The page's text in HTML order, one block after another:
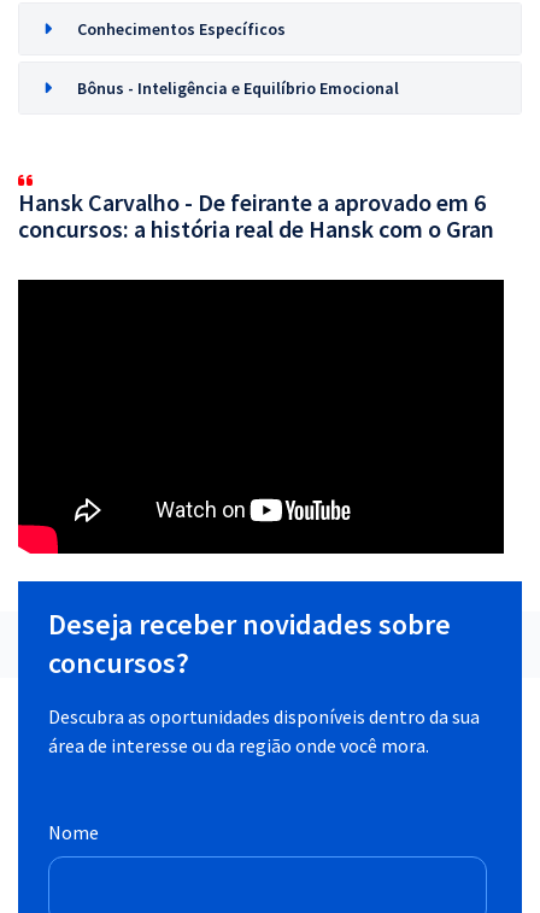
Conhecimentos Específicos
Bônus - Inteligência e Equilíbrio Emocional
Hansk Carvalho - De feirante a aprovado em 6
concursos: a história real de Hansk com o Gran
Deseja receber novidades sobre
concursos?
Descubra as oportunidades disponíveis dentro da sua
área de interesse ou da região onde você mora.
Nome